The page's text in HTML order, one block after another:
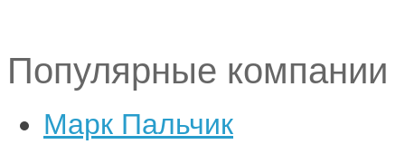
Популярные компании
Марк Пальчик